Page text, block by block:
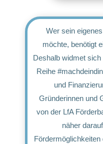
Wer sein
möchte, benötigt
Deshalb widmet
Reihe
und
Gründerinnen und
von der LfA
näher